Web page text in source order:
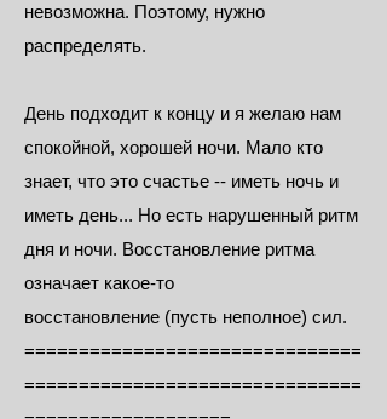
невозможна. Поэтому, нужно
распределять.
День подходит к концу и я желаю нам
спокойной, хорошей ночи. Мало кто
знает, что это счастье -- иметь ночь и
иметь день... Но есть нарушенный ритм
дня и ночи. Восстановление ритма
означает какое-то
восстановление (пусть неполное) сил.
===============================
===============================